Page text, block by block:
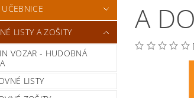
LISTY A ZOŠITY
VOZAR - HUDOBNÁ
LISTY
A